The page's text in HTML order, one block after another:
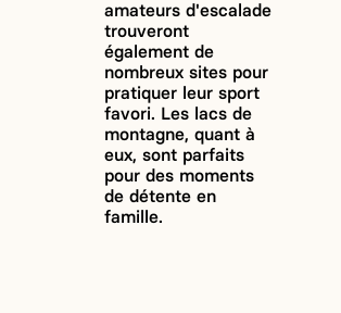
amateurs d'escalade
trouveront
également de
nombreux sites pour
pratiquer leur sport
favori. Les lacs de
montagne, quant à
eux, sont parfaits
pour des moments
de détente en
famille.